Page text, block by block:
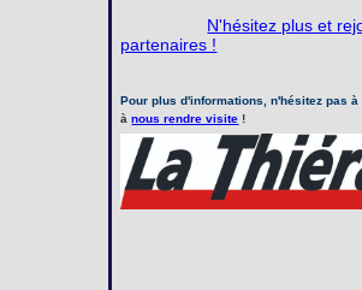
N'hésitez plus et
partenaires !
Pour plus d'informations, n'hésitez pas à
ànous rendre visite !